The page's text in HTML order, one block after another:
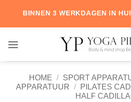
content
BINNEN 3 WERKDAGEN IN
HOME / SPORT
APPARATUUR
/ PILATES
HALF